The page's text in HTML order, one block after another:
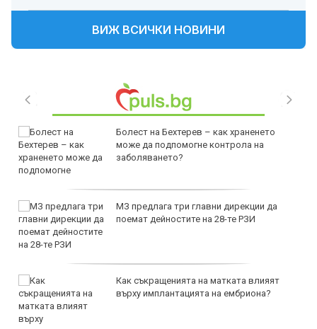
ВИЖ ВСИЧКИ НОВИНИ
Болест на Бехтерев – как храненето
може да подпомогне контрола на
заболяването?
МЗ предлага три главни дирекции да
поемат дейностите на 28-те РЗИ
Как съкращенията на матката влияят
върху имплантацията на ембриона?